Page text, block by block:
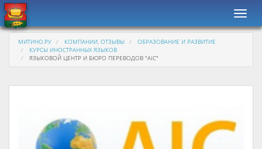
МИТИНО.РУ КОМПАНИИ, ОТЗЫВЫ
ОБРАЗОВАНИЕ И РАЗВИТИЕ
КУРСЫ ИНОСТРАННЫХ ЯЗЫКОВ
ЯЗЫКОВОЙ ЦЕНТР И БЮРО ПЕРЕВОДОВ "AIC"